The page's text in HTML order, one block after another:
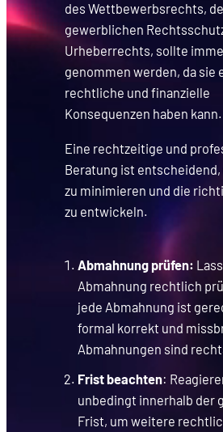
des Wettbewerbsrechts,
gewerblichen
Urheberrechts, sollte
genommen werden, da sie
rechtliche und finanzielle
Konsequenzen haben kann.
Eine rechtzeitige und
Beratung ist entscheidend,
zu minimieren und die
zu entwickeln.
Abmahnung prüfen:
Abmahnung rechtlich
jede Abmahnung ist
formal korrekt und
Abmahnungen sind
Frist beachten:
unbedingt innerhalb der
Frist, um weitere